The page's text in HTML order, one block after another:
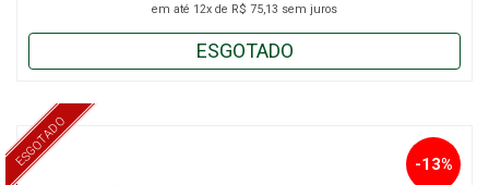
em até 12x de R$ 75,13 sem juros
ESGOTADO
ESGOTADO -13%